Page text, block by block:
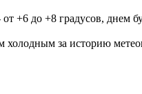
до +8 градусов, днем
за историю